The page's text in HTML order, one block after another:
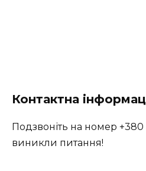
Контактна
Подзвоніть на номер +380
виникли питання!